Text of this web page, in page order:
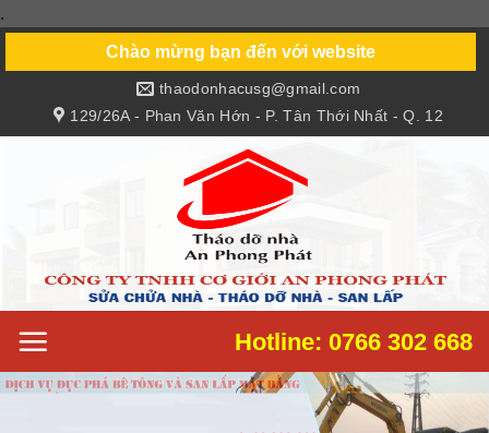
.
content
Chào mừng bạn đến với website
129/26A - Phan Văn Hớn - P. Tân Thới Nhất - Q. 12
thaodonhacusg@gmail.com
Hotline: 0766 302 668